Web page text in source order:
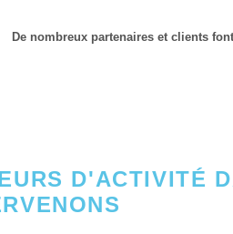
De nombreux partenaires et clients
D'ACTIVITÉ